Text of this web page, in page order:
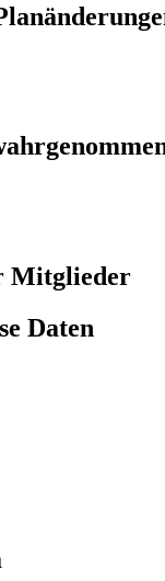
Mitglieder
Daten